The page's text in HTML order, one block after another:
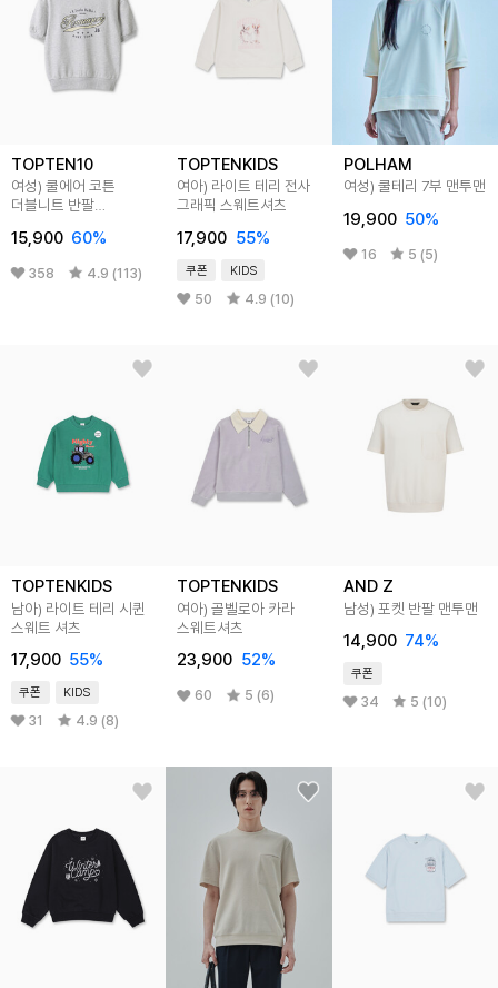
TOPTEN10
여성) 쿨에어 코튼
더블니트 반팔
15,900 60%
358 4.9 (113)
TOPTENKIDS
여아) 라이트 테리 전사
그래픽 스웨트셔츠
17,900 55%
쿠폰 KIDS
50 4.9 (10)
POLHAM
여성) 쿨테리 7부 맨투맨
19,900 50%
16 5 (5)
TOPTENKIDS
남아) 라이트 테리 시퀸
스웨트 셔츠
17,900 55%
쿠폰 KIDS
31 4.9 (8)
TOPTENKIDS
여아) 골벨로아 카라
스웨트셔츠
23,900 52%
60 5 (6)
AND Z
남성) 포켓 반팔 맨투맨
14,900 74%
쿠폰
34 5 (10)